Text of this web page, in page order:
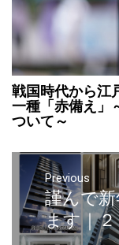
戦国時代から江
一種「赤備え」
ついて～
Previous
謹んで
ます｜